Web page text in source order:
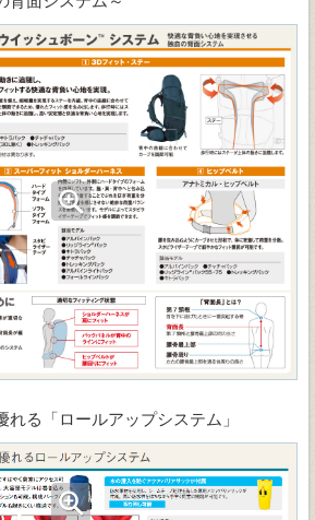
る「ロールアップシステム」